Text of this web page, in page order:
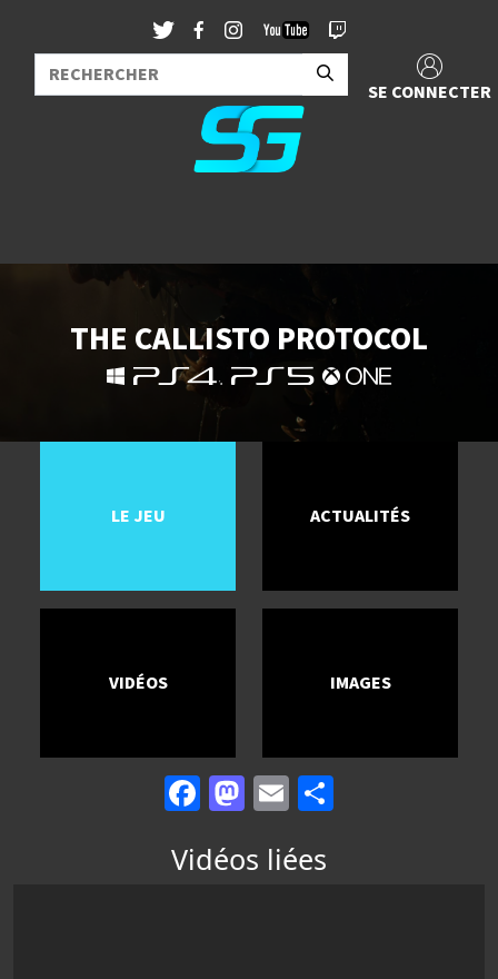
SE CONNECTER
THE CALLISTO PROTOCOL
LE JEU ACTUALITÉS
VIDÉOS IMAGES
Facebook
Mastodon
Email
Vidéos liées